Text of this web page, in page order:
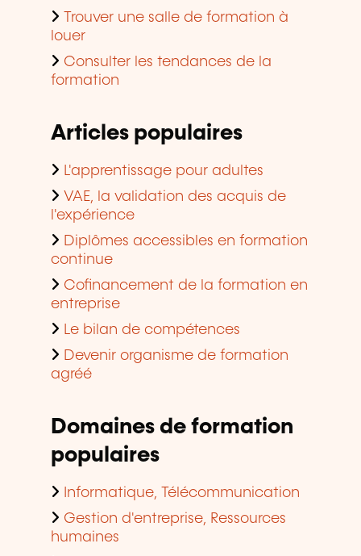
Trouver une salle de formation à
louer
Consulter les tendances de la
formation
Articles populaires
L'apprentissage pour adultes
VAE, la validation des acquis de
l'expérience
Diplômes accessibles en formation
continue
Cofinancement de la formation en
entreprise
Le bilan de compétences
Devenir organisme de formation
agréé
Domaines de formation
populaires
Informatique, Télécommunication
Gestion d'entreprise, Ressources
humaines